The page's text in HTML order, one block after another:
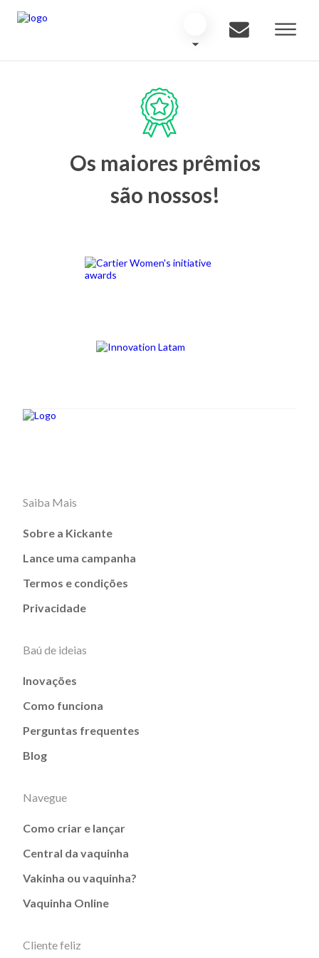
Os maiores prêmios
são nossos!
Saiba Mais
Sobre a Kickante
Lance uma campanha
Termos e condições
Privacidade
Baú de ideias
Inovações
Como funciona
Perguntas frequentes
Blog
Navegue
Como criar e lançar
Central da vaquinha
Vakinha ou vaquinha?
Vaquinha Online
Cliente feliz